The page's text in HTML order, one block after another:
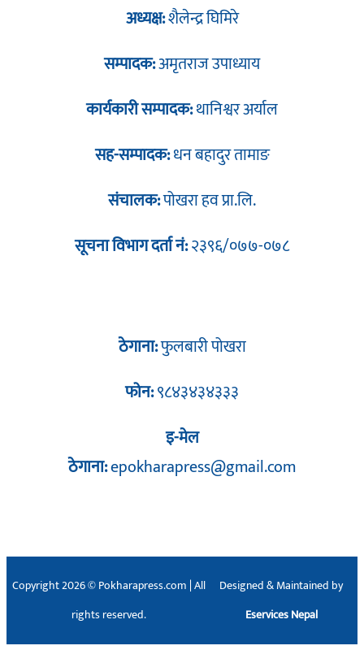
अध्यक्ष:शैलेन्द्र घिमिरे
सम्पादक:अमृतराज उपाध्याय
कार्यकारी सम्पादक:थानिश्वर अर्याल
सह-सम्पादक:धन बहादुर तामाङ
संचालक:पोखरा हव प्रा.लि.
सूचना विभाग दर्ता नं:२३९६/०७७-०७८
ठेगाना:फुलबारी पोखरा
फोन:९८४३४३४३३३
इ-मेल
ठेगाना:epokharapress@gmail.com
Copyright 2026 © Pokharapress.com | All
rights reserved.
Designed & Maintained by
Eservices Nepal